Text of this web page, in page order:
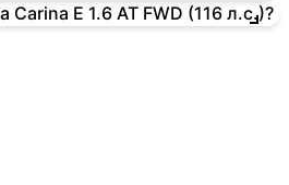
Carina E 1.6 AT FWD (116 л.с.)?